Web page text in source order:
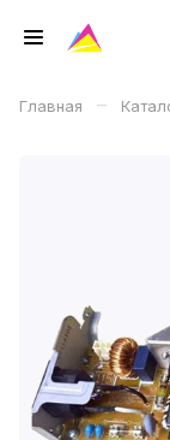
Главная –